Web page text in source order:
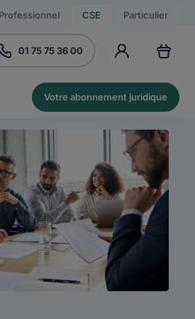
Professionnel CSE Particulier
01 75 75 36 00
Votre abonnement juridique